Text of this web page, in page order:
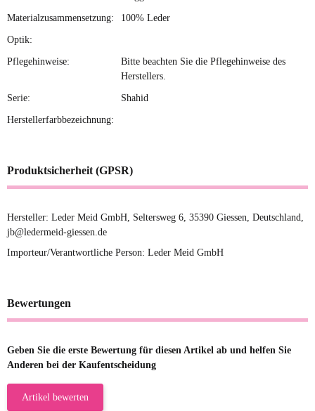
Materialzusammensetzung: 100% Leder
Optik:
Pflegehinweise:
Bitte beachten Sie die Pflegehinweise des
Herstellers.
Serie: Shahid
Herstellerfarbbezeichnung:
Produktsicherheit (GPSR)
Hersteller: Leder Meid GmbH, Seltersweg 6, 35390 Giessen, Deutschland,
jb@ledermeid-giessen.de
Importeur/Verantwortliche Person: Leder Meid GmbH
Bewertungen
Geben Sie die erste Bewertung für diesen Artikel ab und helfen Sie
Anderen bei der Kaufentscheidung
Artikel bewerten